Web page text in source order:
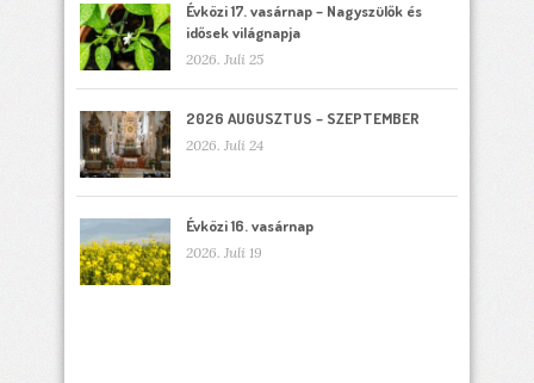
Évközi 17. vasárnap – Nagyszülők és
idősek világnapja
2026. Juli 25
2026 AUGUSZTUS – SZEPTEMBER
2026. Juli 24
Évközi 16. vasárnap
2026. Juli 19